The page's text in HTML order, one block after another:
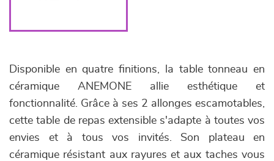
Disponible en quatre finitions, la table tonneau en
céramique ANEMONE allie esthétique et
fonctionnalité. Grâce à ses 2 allonges escamotables,
cette table de repas extensible s'adapte à toutes vos
envies et à tous vos invités. Son plateau en
céramique résistant aux rayures et aux taches vous